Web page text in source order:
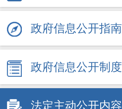
政府信息公开指南
政府信息公开制度
法定主动公开内容